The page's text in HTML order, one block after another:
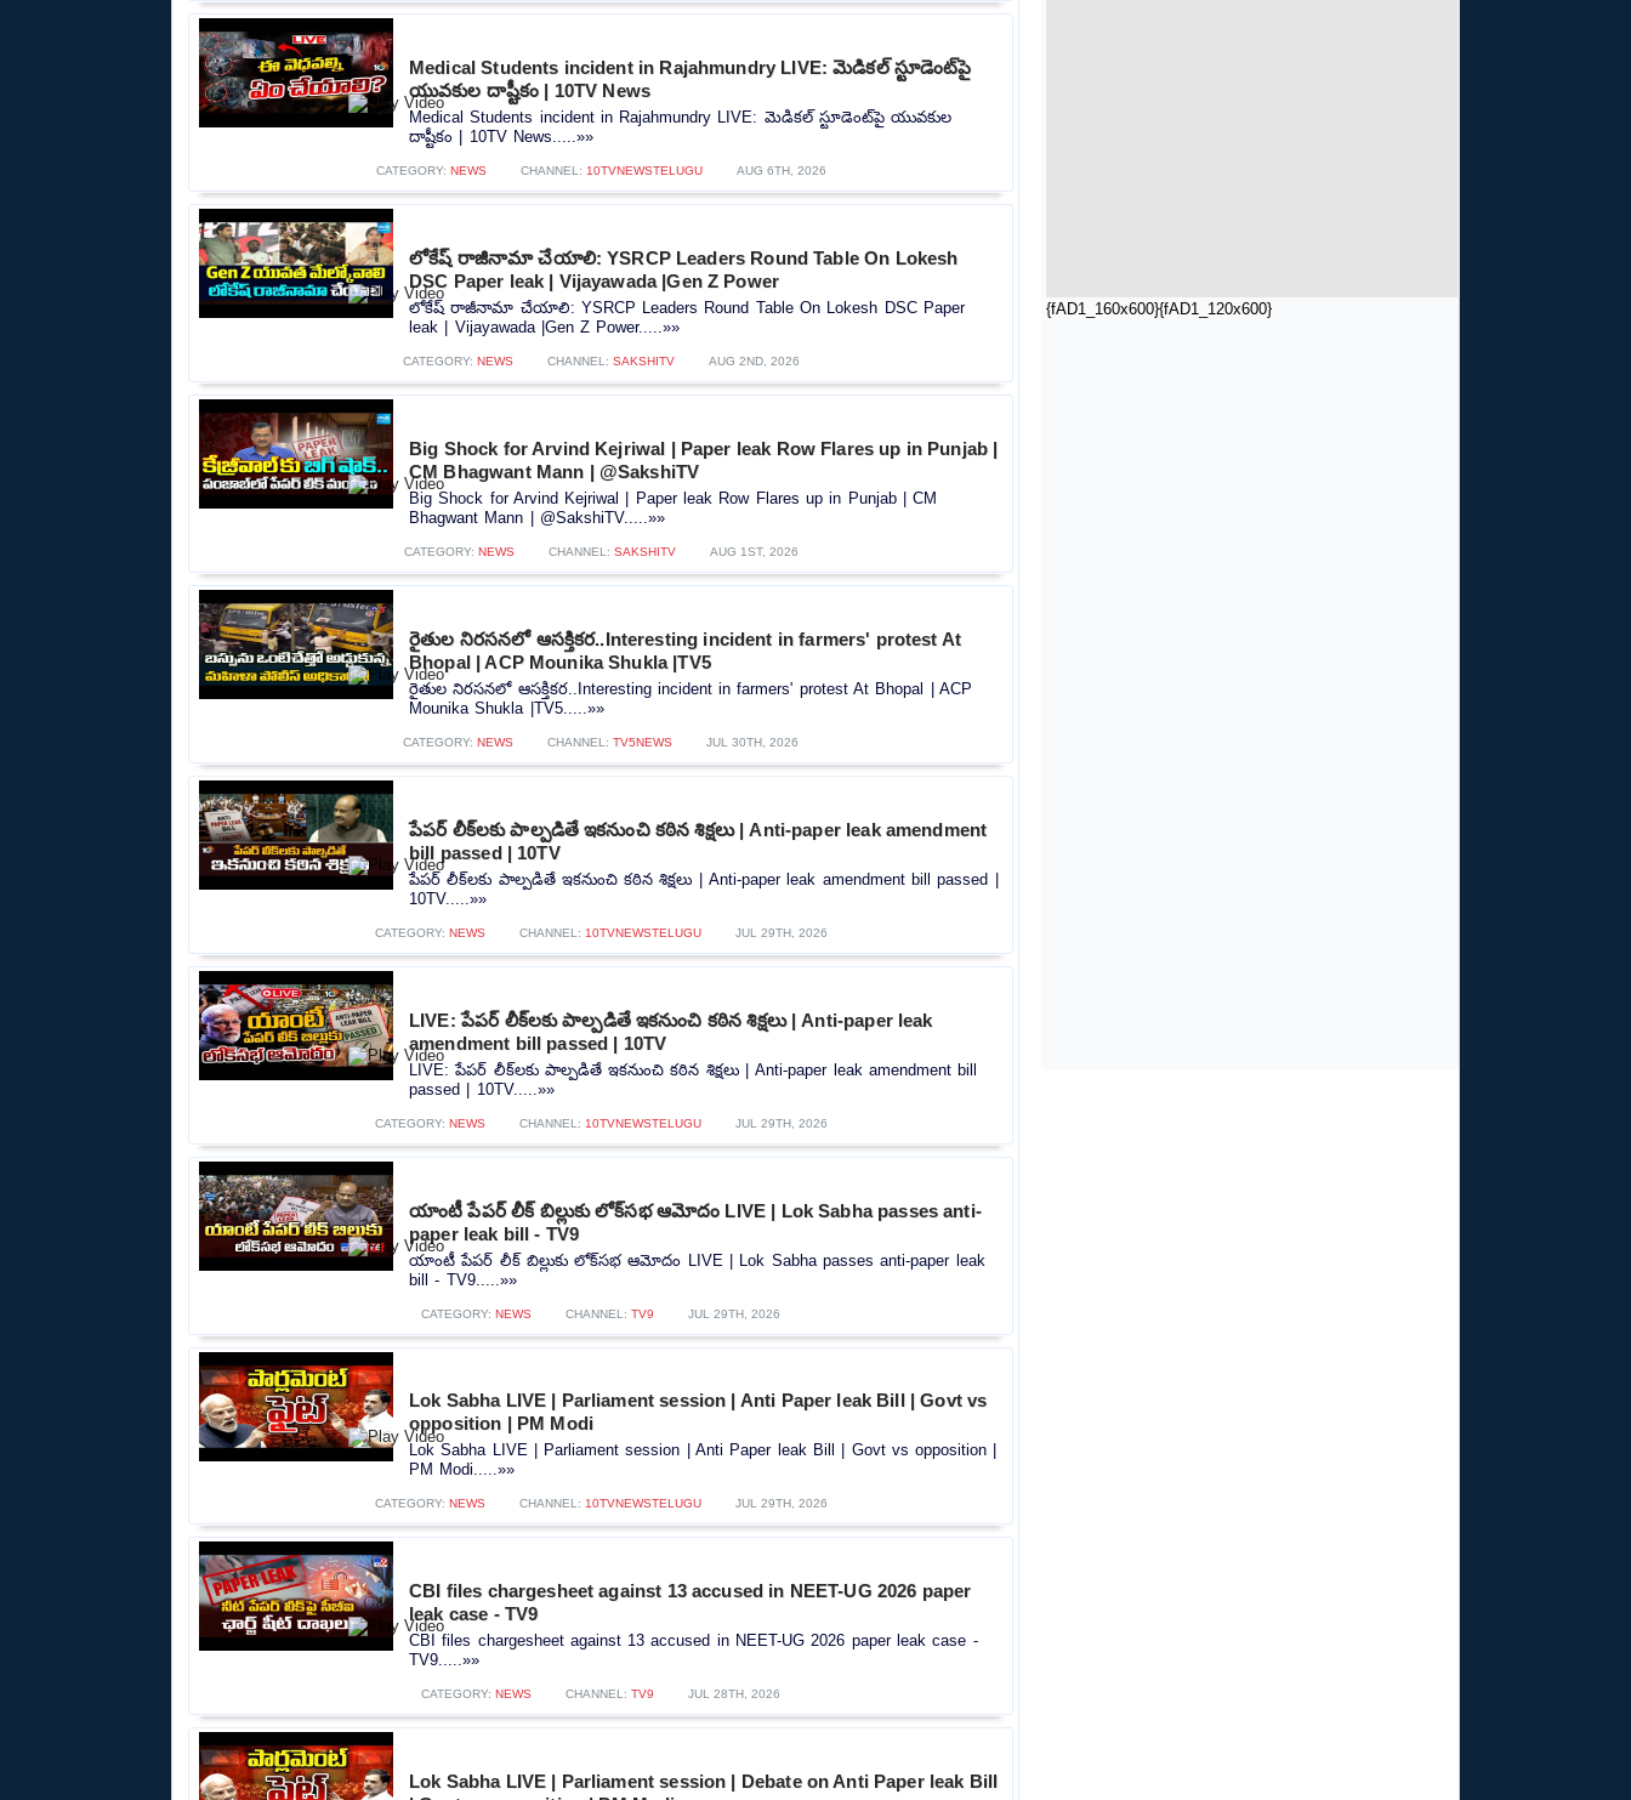
{fAD1_160x600}{fAD1_120x600}
Medical Students incident in Rajahmundry LIVE: మెడికల్‌ స్టూడెంట్‌పై
యువకుల దాష్టీకం | 10TV News
Medical Students incident in Rajahmundry LIVE: మెడికల్‌ స్టూడెంట్‌పై యువకుల
దాష్టీకం | 10TV News.....»»
CATEGORY: NEWS CHANNEL: 10TVNEWSTELUGU AUG 6TH, 2026
లోకేష్ రాజీనామా చేయాలి: YSRCP Leaders Round Table On Lokesh
DSC Paper leak | Vijayawada |Gen Z Power
లోకేష్ రాజీనామా చేయాలి: YSRCP Leaders Round Table On Lokesh DSC Paper
leak | Vijayawada |Gen Z Power.....»»
CATEGORY: NEWS CHANNEL: SAKSHITV AUG 2ND, 2026
Big Shock for Arvind Kejriwal | Paper leak Row Flares up in Punjab |
CM Bhagwant Mann | @SakshiTV
Big Shock for Arvind Kejriwal | Paper leak Row Flares up in Punjab | CM
Bhagwant Mann | @SakshiTV.....»»
CATEGORY: NEWS CHANNEL: SAKSHITV AUG 1ST, 2026
రైతుల నిరసనలో ఆసక్తికర..Interesting incident in farmers' protest At
Bhopal | ACP Mounika Shukla |TV5
రైతుల నిరసనలో ఆసక్తికర..Interesting incident in farmers' protest At Bhopal | ACP
Mounika Shukla |TV5.....»»
CATEGORY: NEWS CHANNEL: TV5NEWS JUL 30TH, 2026
పేపర్‌ లీక్‌లకు పాల్పడితే ఇకనుంచి కఠిన శిక్షలు | Anti-paper leak amendment
bill passed | 10TV
పేపర్‌ లీక్‌లకు పాల్పడితే ఇకనుంచి కఠిన శిక్షలు | Anti-paper leak amendment bill passed |
10TV.....»»
CATEGORY: NEWS CHANNEL: 10TVNEWSTELUGU JUL 29TH, 2026
LIVE: పేపర్‌ లీక్‌లకు పాల్పడితే ఇకనుంచి కఠిన శిక్షలు | Anti-paper leak
amendment bill passed | 10TV
LIVE: పేపర్‌ లీక్‌లకు పాల్పడితే ఇకనుంచి కఠిన శిక్షలు | Anti-paper leak amendment bill
passed | 10TV.....»»
CATEGORY: NEWS CHANNEL: 10TVNEWSTELUGU JUL 29TH, 2026
యాంటీ పేపర్‌ లీక్‌ బిల్లుకు లోక్‌సభ ఆమోదం LIVE | Lok Sabha passes anti-
paper leak bill - TV9
యాంటీ పేపర్‌ లీక్‌ బిల్లుకు లోక్‌సభ ఆమోదం LIVE | Lok Sabha passes anti-paper leak
bill - TV9.....»»
CATEGORY: NEWS CHANNEL: TV9 JUL 29TH, 2026
Lok Sabha LIVE | Parliament session | Anti Paper leak Bill | Govt vs
opposition | PM Modi
Lok Sabha LIVE | Parliament session | Anti Paper leak Bill | Govt vs opposition |
PM Modi.....»»
CATEGORY: NEWS CHANNEL: 10TVNEWSTELUGU JUL 29TH, 2026
CBI files chargesheet against 13 accused in NEET-UG 2026 paper
leak case - TV9
CBI files chargesheet against 13 accused in NEET-UG 2026 paper leak case -
TV9.....»»
CATEGORY: NEWS CHANNEL: TV9 JUL 28TH, 2026
Lok Sabha LIVE | Parliament session | Debate on Anti Paper leak Bill